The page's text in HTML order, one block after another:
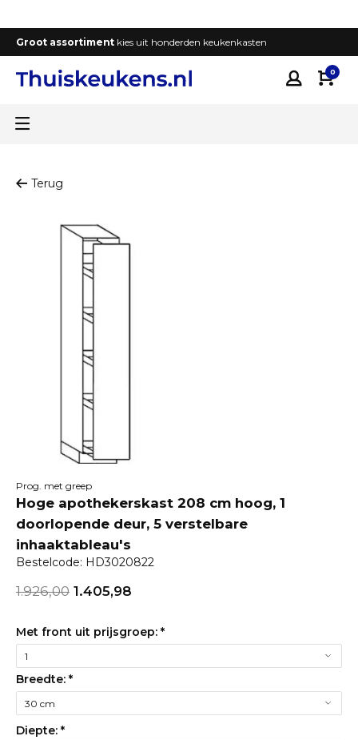
Groot assortiment kies uit honderden keukenkasten
0
Terug
Prog. met greep
Hoge apothekerskast 208 cm hoog, 1
doorlopende deur, 5 verstelbare
inhaaktableau's
Bestelcode: HD3020822
1.926,00 1.405,98
Met front uit prijsgroep: *
Breedte: *
Diepte: *